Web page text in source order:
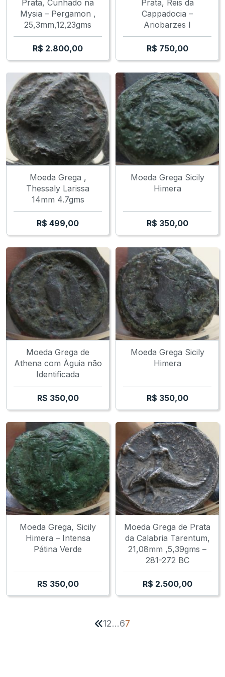
Prata, Cunhado na
Mysia – Pergamon ,
25,3mm,12,23gms
R$ 2.800,00
Prata, Reis da
Cappadocia –
Ariobarzes I
R$ 750,00
Moeda Grega ,
Thessaly Larissa
14mm 4.7gms
R$ 499,00
Moeda Grega Sicily
Himera
R$ 350,00
Moeda Grega de
Athena com Àguia não
Identificada
R$ 350,00
Moeda Grega Sicily
Himera
R$ 350,00
Moeda Grega, Sicily
Himera – Intensa
Pátina Verde
R$ 350,00
Moeda Grega de Prata
da Calabria Tarentum,
21,08mm ,5,39gms –
281-272 BC
R$ 2.500,00
12…67